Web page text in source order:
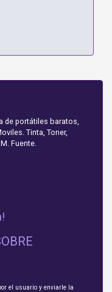
de portátiles baratos,
Tinta, Toner,
Fuente.
el usuario y enviarle la